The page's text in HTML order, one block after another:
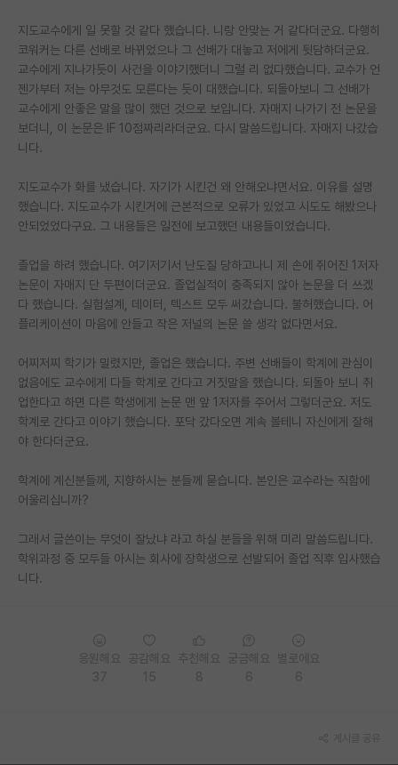
지도교수에게 일 못할 것 같다 했습니다. 니랑 안맞는 거 같다더군요. 다행히
코워커는 다른 선배로 바뀌었으나 그 선배가 대놓고 저에게 뒷담하더군요.
교수에게 지나가듯이 사건을 이야기했더니 그럴 리 없다했습니다. 교수가 언
젠가부터 저는 아무것도 모른다는 듯이 대했습니다. 되돌아보니 그 선배가
교수에게 안좋은 말을 많이 했던 것으로 보입니다. 자매지 나가기 전 논문을
보더니, 이 논문은 IF 10점짜리라더군요. 다시 말씀드립니다. 자매지 나갔습
니다.
지도교수가 화를 냈습니다. 자기가 시킨건 왜 안해오냐면서요. 이유를 설명
했습니다. 지도교수가 시킨거에 근본적으로 오류가 있었고 시도도 해봤으나
안되었었다구요. 그 내용들은 일전에 보고했던 내용들이었습니다.
졸업을 하려 했습니다. 여기저기서 난도질 당하고나니 제 손에 쥐어진 1저자
논문이 자매지 단 두편이더군요. 졸업실적이 충족되지 않아 논문을 더 쓰겠
다 했습니다. 실험설계, 데이터, 텍스트 모두 써갔습니다. 불허했습니다. 어
플리케이션이 마음에 안들고 작은 저널의 논문 쓸 생각 없다면서요.
어찌저찌 학기가 밀렸지만, 졸업은 했습니다. 주변 선배들이 학계에 관심이
없음에도 교수에게 다들 학계로 간다고 거짓말을 했습니다. 되돌아 보니 취
업한다고 하면 다른 학생에게 논문 맨 앞 1저자를 주어서 그렇더군요. 저도
학계로 간다고 이야기 했습니다. 포닥 갔다오면 계속 볼테니 자신에게 잘해
야 한다더군요.
학계에 계신분들께, 지향하시는 분들께 묻습니다. 본인은 교수라는 직함에
어울리십니까?
그래서 글쓴이는 무엇이 잘났냐 라고 하실 분들을 위해 미리 말씀드립니다.
학위과정 중 모두들 아시는 회사에 장학생으로 선발되어 졸업 직후 입사했습
니다.